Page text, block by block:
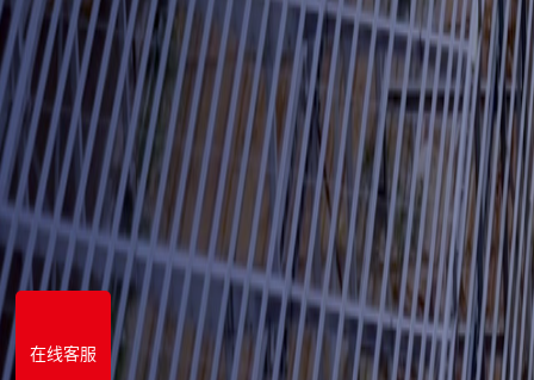
在线客服